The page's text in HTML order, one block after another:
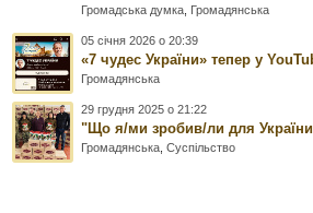
Громадська думка Громадянська
05 січня 2026 о 20:39
«7 чудес України» тепер у
Громадянська
29 грудня 2025 о 21:22
"Що я/ми зробив/ли для
Громадянська ,Суспільство